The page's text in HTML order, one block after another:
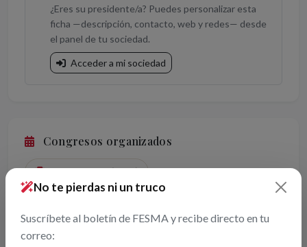
¿Eres su presidente/a? Puedes personalizar esta
ficha —descripción, contacto, web y redes— desde
el panel de tu sociedad.
Acceder a mi sociedad
Congresos organizados
XLI · Santander (2026)
+
No te pierdas ni un truco
Suscríbete al boletín de FESMA y recibe directo en tu
correo: